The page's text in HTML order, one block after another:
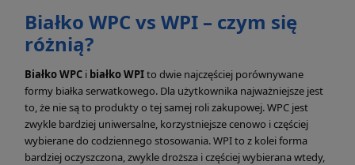
Białko WPC vs WPI – czym się
różnią?
Białko WPC i białko WPIto dwie najczęściej porównywane
formy białka serwatkowego. Dla użytkownika najważniejsze jest
to, że nie są to produkty o tej samej roli zakupowej. WPC jest
zwykle bardziej uniwersalne, korzystniejsze cenowo i częściej
wybierane do codziennego stosowania. WPI to z kolei forma
bardziej oczyszczona, zwykle droższa i częściej wybierana wtedy,